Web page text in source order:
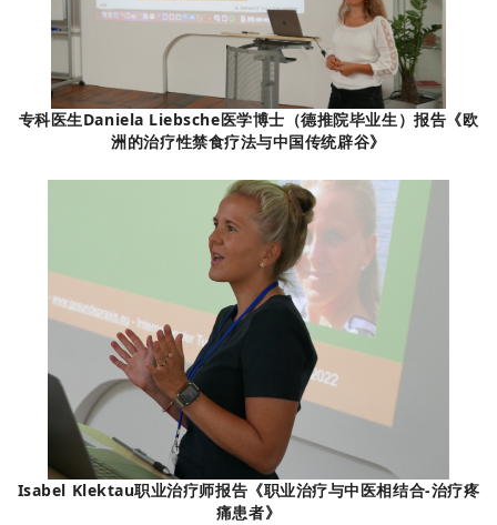
专科医生Daniela Liebsche医学博士（德推院毕业生）报告《欧
洲的治疗性禁食疗法与中国传统辟谷》
Isabel Klektau职业治疗师报告《职业治疗与中医相结合-治疗疼
痛患者》